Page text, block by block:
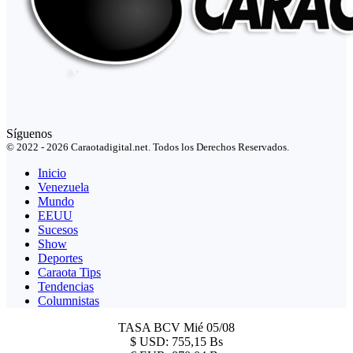
Síguenos
© 2022 - 2026 Caraotadigital.net. Todos los Derechos Reservados.
Inicio
Venezuela
Mundo
EEUU
Sucesos
Show
Deportes
Caraota Tips
Tendencias
Columnistas
TASA BCV Mié 05/08
$ USD: 755,15 Bs